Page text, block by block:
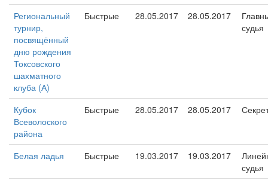
Региональный
турнир,
посвящённый
дню рождения
Токсовского
шахматного
клуба (А)
Быстрые 28.05.2017 28.05.2017
судья
Кубок
Всеволоского
района
Быстрые 28.05.2017 28.05.2017
Белая ладья Быстрые 19.03.2017 19.03.2017
судья